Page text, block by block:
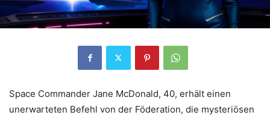
Space Commander Jane McDonald, 40, erhält einen
unerwarteten Befehl von der Föderation, die mysteriösen